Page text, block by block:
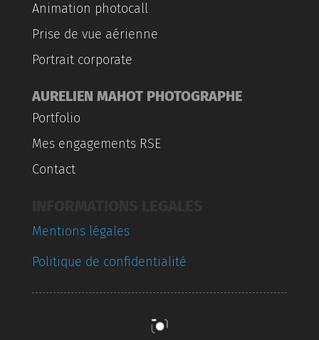
Animation photocall
Prise de vue aérienne
Portrait corporate
AURELIEN MAHOT PHOTOGRAPHE
Portfolio
Mes engagements RSE
Contact
Mentions légales
Politique de confidentialité